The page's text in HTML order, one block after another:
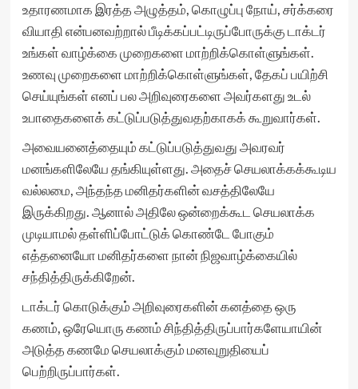
உதாரணமாக இரத்த அழுத்தம், கொழுப்பு நோய், சர்க்கரை
வியாதி என்பனவற்றால் பீடிக்கப்பட்டிருப்போருக்கு டாக்டர்
உங்கள் வாழ்க்கை முறைகளை மாற்றிக்கொள்ளுங்கள்.
உணவு முறைகளை மாற்றிக்கொள்ளுங்கள், தேகப் பயிற்சி
செய்யுங்கள் எனப் பல அறிவுரைகளை அவர்களது உடல்
உபாதைகளைக் கட்டுப்படுத்துவதற்காகக் கூறுவார்கள்.
அவையனைத்தையும் கட்டுப்படுத்துவது அவரவர்
மனங்களிலேயே தங்கியுள்ளது. அதைச் செயலாக்கக்கூடிய
வல்லமை, அந்தந்த மனிதர்களின் வசத்திலேயே
இருக்கிறது. ஆனால் அதிலே ஒன்றைக்கூட செயலாக்க
முடியாமல் தள்ளிப்போட்டுக் கொண்டே போகும்
எத்தனையோ மனிதர்களை நான் நிஜவாழ்க்கையில்
சந்தித்திருக்கிறேன்.
டாக்டர் கொடுக்கும் அறிவுரைகளின் கனத்தை ஒரு
கணம், ஒரேயொரு கணம் சிந்தித்திருப்பார்களேயாயின்
அடுத்த கணமே செயலாக்கும் மனவுறுதியைப்
பெற்றிருப்பார்கள்.